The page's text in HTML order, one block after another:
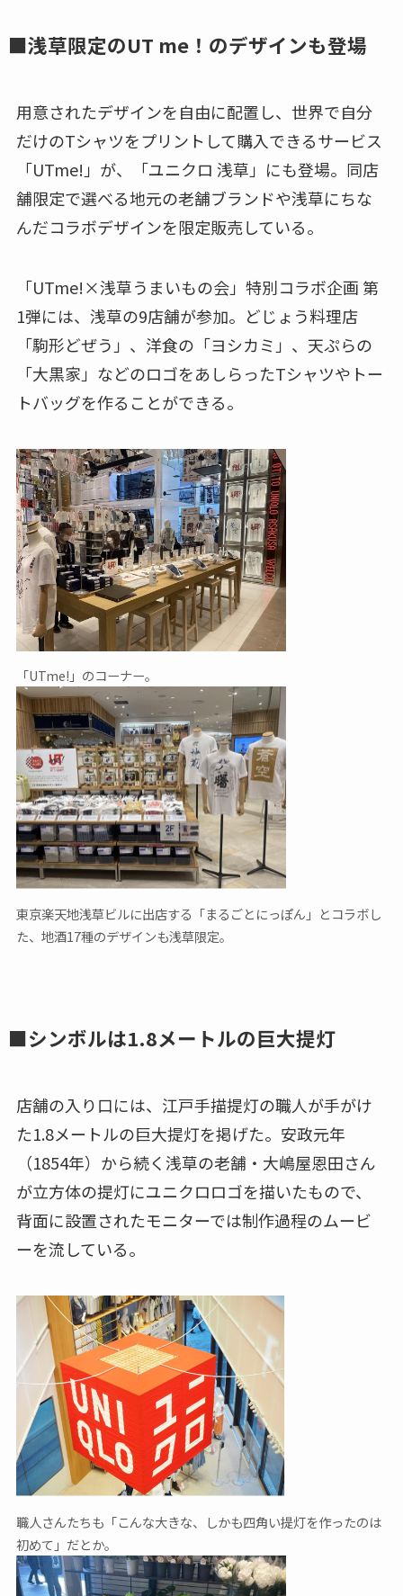
■浅草限定のUT me！のデザインも登場
用意されたデザインを自由に配置し、世界で自分
だけのTシャツをプリントして購入できるサービス
「UTme!」が、「ユニクロ 浅草」にも登場。同店
舗限定で選べる地元の老舗ブランドや浅草にちな
んだコラボデザインを限定販売している。
「UTme!×浅草うまいもの会」特別コラボ企画 第
1弾には、浅草の9店舗が参加。どじょう料理店
「駒形どぜう」、洋食の「ヨシカミ」、天ぷらの
「大黒家」などのロゴをあしらったTシャツやトー
トバッグを作ることができる。
「UTme!」のコーナー。
東京楽天地浅草ビルに出店する「まるごとにっぽん」とコラボし
た、地酒17種のデザインも浅草限定。
■シンボルは1.8メートルの巨大提灯
店舗の入り口には、江戸手描提灯の職人が手がけ
た1.8メートルの巨大提灯を掲げた。安政元年
（1854年）から続く浅草の老舗・大嶋屋恩田さん
が立方体の提灯にユニクロロゴを描いたもので、
背面に設置されたモニターでは制作過程のムービ
ーを流している。
職人さんたちも「こんな大きな、しかも四角い提灯を作ったのは
初めて」だとか。